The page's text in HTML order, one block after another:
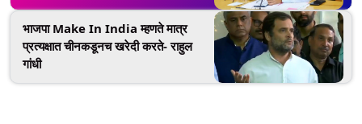
भाजपा Make In India म्हणते मात्र
प्रत्यक्षात चीनकडूनच खरेदी करते- राहुल
गांधी